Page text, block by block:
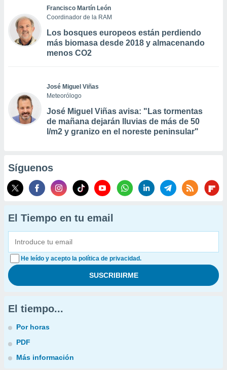
Francisco Martín León
Coordinador de la RAM
Los bosques europeos están perdiendo
más biomasa desde 2018 y almacenando
menos CO2
José Miguel Viñas
Meteorólogo
José Miguel Viñas avisa: "Las tormentas
de mañana dejarán lluvias de más de 50
l/m2 y granizo en el noreste peninsular"
Síguenos
El Tiempo en tu email
He leído y acepto la política de privacidad.
El tiempo...
Por horas
PDF
Más información